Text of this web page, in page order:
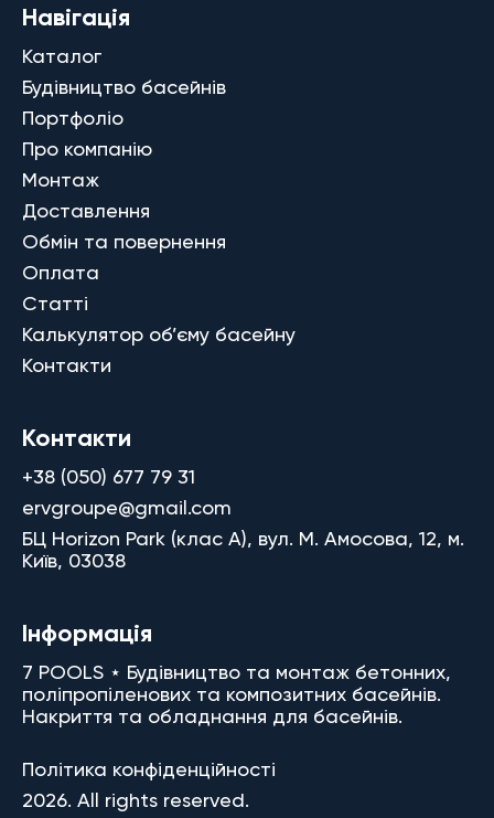
Навігація
Каталог
Будівництво басейнів
Портфоліо
Про компанію
Монтаж
Доставлення
Обмін та повернення
Оплата
Статті
Калькулятор об’єму басейну
Контакти
Контакти
+38 (050) 677 79 31
ervgroupe@gmail.com
БЦ Horizon Park (клас A), вул. М. Амосова, 12, м.
Київ, 03038
Інформація
7 POOLS ⋆ Будівництво та монтаж бетонних,
поліпропіленових та композитних басейнів.
Накриття та обладнання для басейнів.
Політика конфіденційності
2026. All rights reserved.